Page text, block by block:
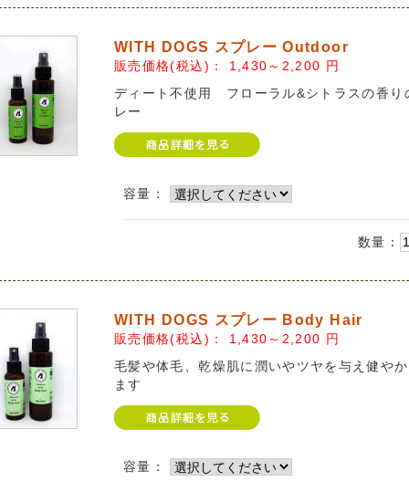
WITH DOGS スプレー Outdoor
販売価格(税込)： 1,430～2,200 円
ディート不使用 フローラル&シトラスの香り
レー
容量：
数量：
WITH DOGS スプレー Body Hair
販売価格(税込)： 1,430～2,200 円
毛髪や体毛、乾燥肌に潤いやツヤを与え健や
ます
容量：